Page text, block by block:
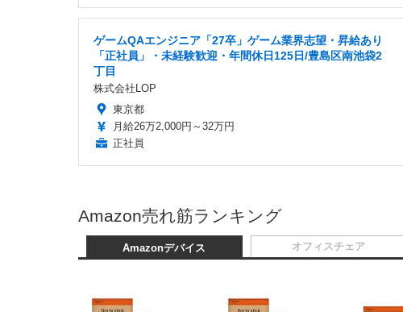
ゲームQAエンジニア「27卒」ゲーム業界志望・昇給あり
「正社員」・未経験歓迎・年間休日125日/豊島区南池袋2
丁目
株式会社LOP
東京都
月給26万2,000円～32万円
正社員
Amazon売れ筋ランキング
Amazonデバイス オフィスチェア